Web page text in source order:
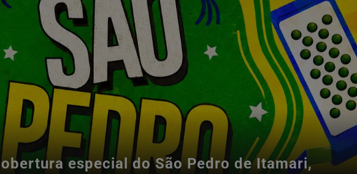
especial do São Pedro de Itamari,